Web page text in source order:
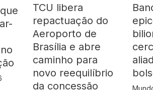
TCU libera
repactuação do
Aeroporto de
Brasília e abre
caminho para
novo reequilíbrio
da concessão